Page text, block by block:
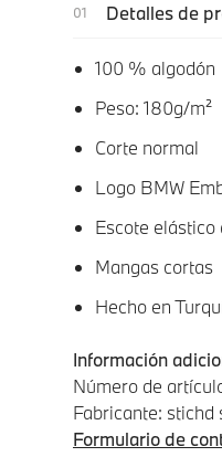
Detalles de
100 % algodón
Peso: 180g/m²
Corte normal
Logo BMW
Escote elástico
Mangas cortas
Hecho en
Información
Número de
Fabricante: stichd
Formulario de